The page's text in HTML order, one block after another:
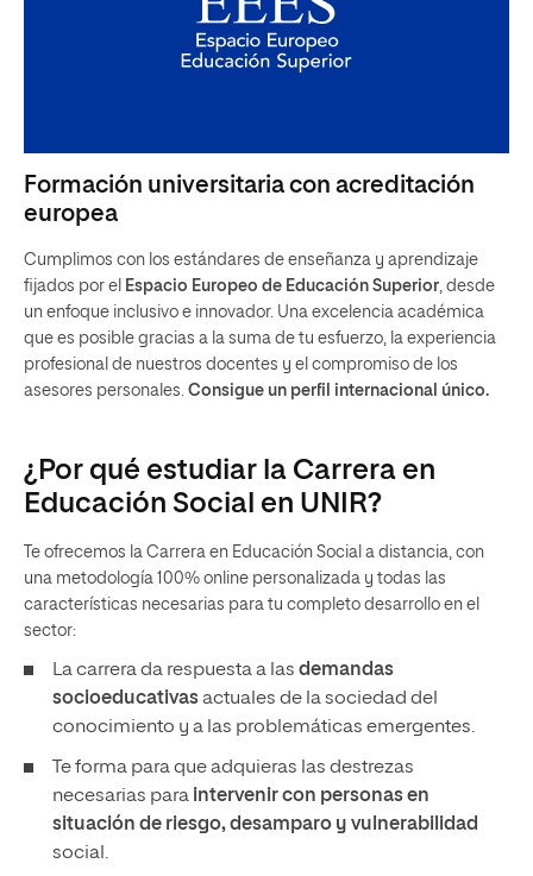
Formación universitaria con acreditación
europea
Cumplimos con los estándares de enseñanza y aprendizaje
fijados por el Espacio Europeo de Educación Superior, desde
un enfoque inclusivo e innovador. Una excelencia académica
que es posible gracias a la suma de tu esfuerzo, la experiencia
profesional de nuestros docentes y el compromiso de los
asesores personales. Consigue un perfil internacional único.
¿Por qué estudiar la Carrera en
Educación Social en UNIR?
Te ofrecemos la Carrera en Educación Social a distancia, con
una metodología 100% online personalizada y todas las
características necesarias para tu completo desarrollo en el
sector:
La carrera da respuesta a las demandas
socioeducativasactuales de la sociedad del
conocimiento y a las problemáticas emergentes.
Te forma para que adquieras las destrezas
necesarias para intervenir con personas en
situación de riesgo, desamparo y vulnerabilidad
social.